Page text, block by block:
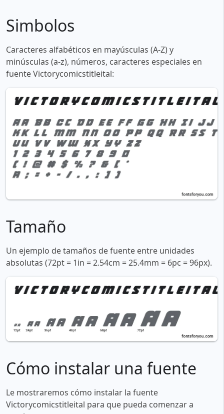
Simbolos
Caracteres alfabéticos en mayúsculas (A-Z) y
minúsculas (a-z), números, caracteres especiales en
fuente Victorycomicstitleital:
Tamaño
Un ejemplo de tamaños de fuente entre unidades
absolutas (72pt = 1in = 2.54cm = 25.4mm = 6pc = 96px).
Cómo instalar una fuente
Le mostraremos cómo instalar la fuente
Victorycomicstitleital para que pueda comenzar a